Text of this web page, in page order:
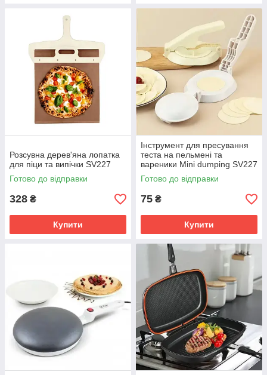
Розсувна дерев'яна лопатка
для піци та випічки SV227
Готово до відправки
328 ₴
Купити
Інструмент для пресування
теста на пельмені та
вареники Mini dumping SV227
Готово до відправки
75 ₴
Купити